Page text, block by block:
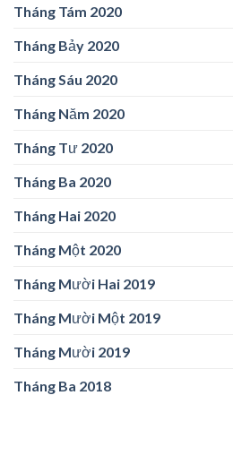
Tháng Tám 2020
Tháng Bảy 2020
Tháng Sáu 2020
Tháng Năm 2020
Tháng Tư 2020
Tháng Ba 2020
Tháng Hai 2020
Tháng Một 2020
Tháng Mười Hai 2019
Tháng Mười Một 2019
Tháng Mười 2019
Tháng Ba 2018